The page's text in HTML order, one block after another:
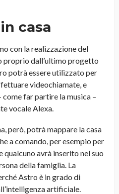
casa
con la realizzazione del
dall’ultimo progetto
potrà essere utilizzato per
videochiamate, e
far partire la musica –
vocale Alexa.
però, potrà mappare la casa
a comando, per esempio per
qualcuno avrà inserito nel suo
della famiglia. La
Astro è in grado di
artificiale.